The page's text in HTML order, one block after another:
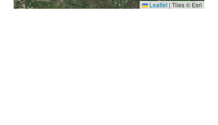
Leaflet | Tiles © Esri